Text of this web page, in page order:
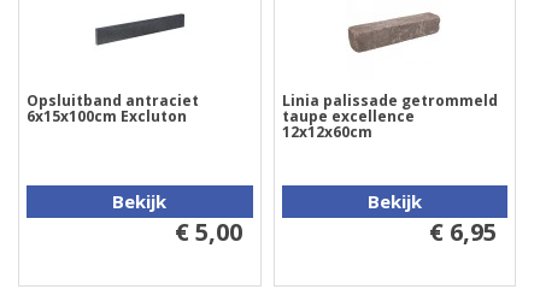
Opsluitband antraciet
6x15x100cm Excluton
Bekijk
€ 5,00
Linia palissade getrommeld
taupe excellence
12x12x60cm
Bekijk
€ 6,95